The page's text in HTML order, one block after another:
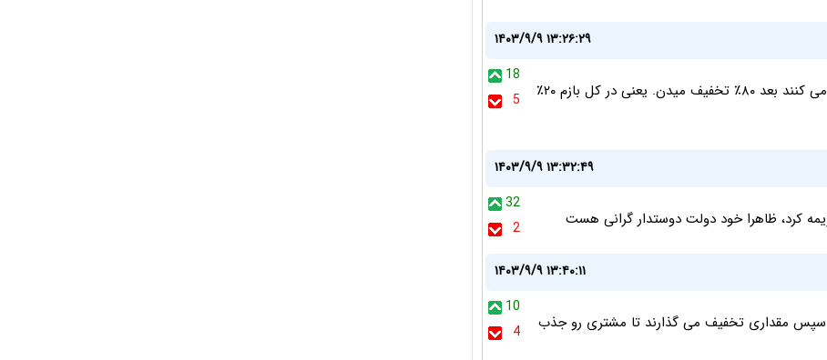
۱۴۰۳/۹/۹ ۱۳:۲۶:۲۹
18
5
بلک فرایدی تو ایران یه شوخیه. قیمت اجناس رو دو برابر می کنند بعد ۸۰٪ تخفیف میدن. یعنی در کل بازم ۲۰٪
۱۴۰۳/۹/۹ ۱۳:۳۲:۴۹
32
2
کرد، ظاهرا خود دولت دوستدار گرانی هست
۱۴۰۳/۹/۹ ۱۳:۴۰:۱۱
10
4
سپس مقداری تخفیف می گذارند تا مشتری رو جذب